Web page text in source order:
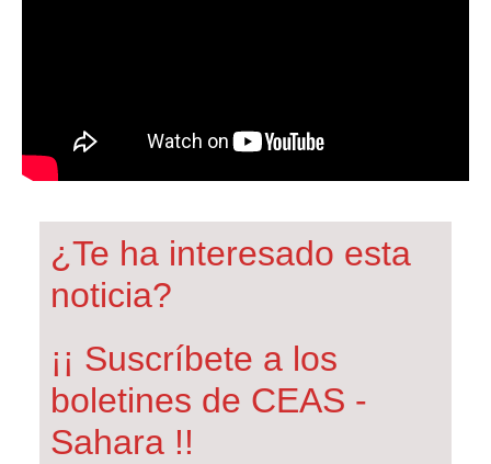
¿Te ha interesado esta
noticia?
¡¡ Suscríbete a los
boletines de CEAS -
Sahara !!